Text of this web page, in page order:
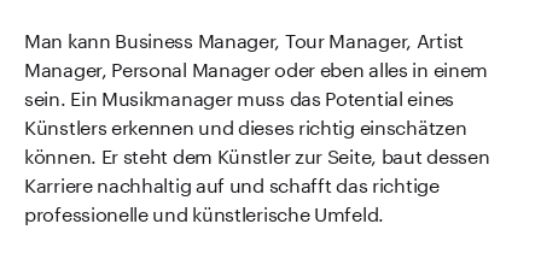
Man kann Business Manager, Tour Manager, Artist
Manager, Personal Manager oder eben alles in einem
sein. Ein Musikmanager muss das Potential eines
Künstlers erkennen und dieses richtig einschätzen
können. Er steht dem Künstler zur Seite, baut dessen
Karriere nachhaltig auf und schafft das richtige
professionelle und künstlerische Umfeld.